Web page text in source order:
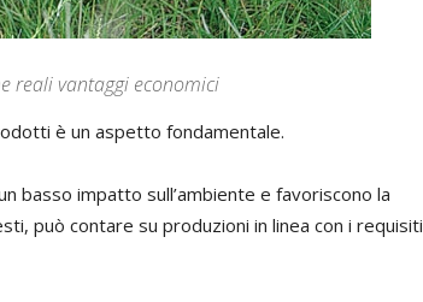
reali vantaggi economici
è un aspetto fondamentale.
basso impatto sull’ambiente e favoriscono la
può contare su produzioni in linea con i requisiti